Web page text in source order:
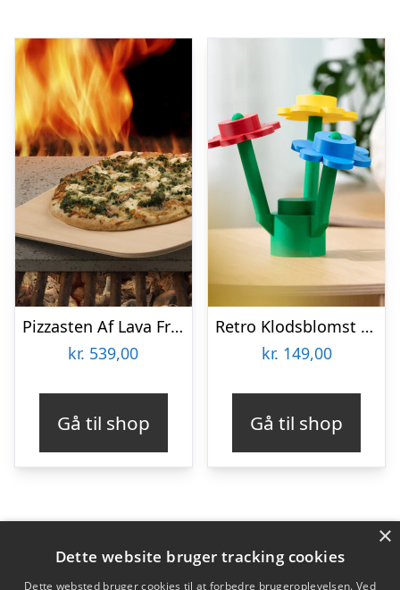
Pizzasten Af Lava Fra Etna
kr. 539,00
Gå til shop
Retro Klodsblomst – Mellem
kr. 149,00
Gå til shop
Varekategorier
Produkter
×
Dette website bruger tracking cookies
Dette websted bruger cookies til at forbedre brugeroplevelsen. Ved